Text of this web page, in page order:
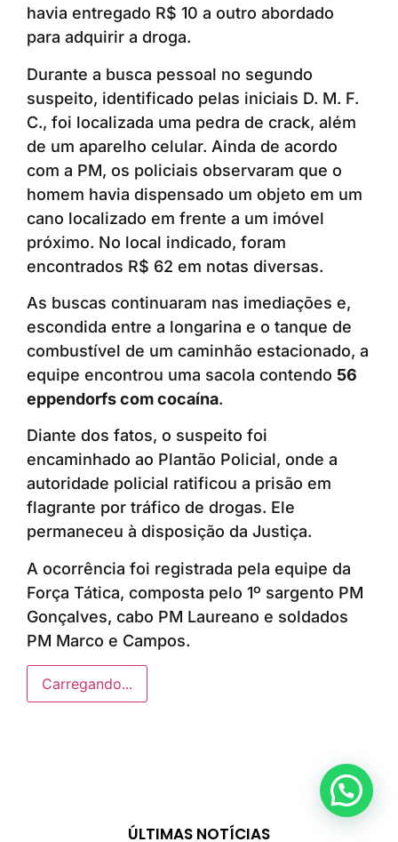
ÚLTIMAS NOTÍCIAS
havia entregado R$ 10 a outro abordado
para adquirir a droga.
Durante a busca pessoal no segundo
suspeito, identificado pelas iniciais D. M. F.
C., foi localizada uma pedra de crack, além
de um aparelho celular. Ainda de acordo
com a PM, os policiais observaram que o
homem havia dispensado um objeto em um
cano localizado em frente a um imóvel
próximo. No local indicado, foram
encontrados R$ 62 em notas diversas.
As buscas continuaram nas imediações e,
escondida entre a longarina e o tanque de
combustível de um caminhão estacionado, a
equipe encontrou uma sacola contendo 56
eppendorfs com cocaína.
Diante dos fatos, o suspeito foi
encaminhado ao Plantão Policial, onde a
autoridade policial ratificou a prisão em
flagrante por tráfico de drogas. Ele
permaneceu à disposição da Justiça.
A ocorrência foi registrada pela equipe da
Força Tática, composta pelo 1º sargento PM
Gonçalves, cabo PM Laureano e soldados
PM Marco e Campos.
Carregando...